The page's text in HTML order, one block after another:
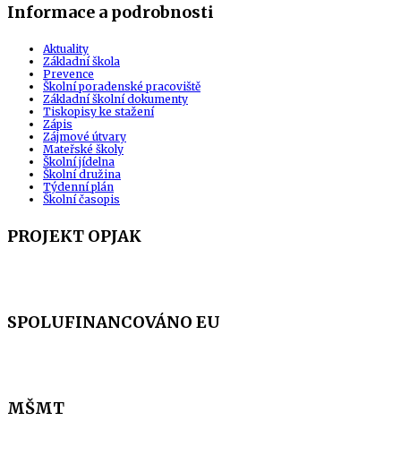
Informace a podrobnosti
Aktuality
Základní škola
Prevence
Školní poradenské pracoviště
Základní školní dokumenty
Tiskopisy ke stažení
Zápis
Zájmové útvary
Mateřské školy
Školní jídelna
Školní družina
Týdenní plán
Školní časopis
PROJEKT OPJAK
SPOLUFINANCOVÁNO EU
MŠMT